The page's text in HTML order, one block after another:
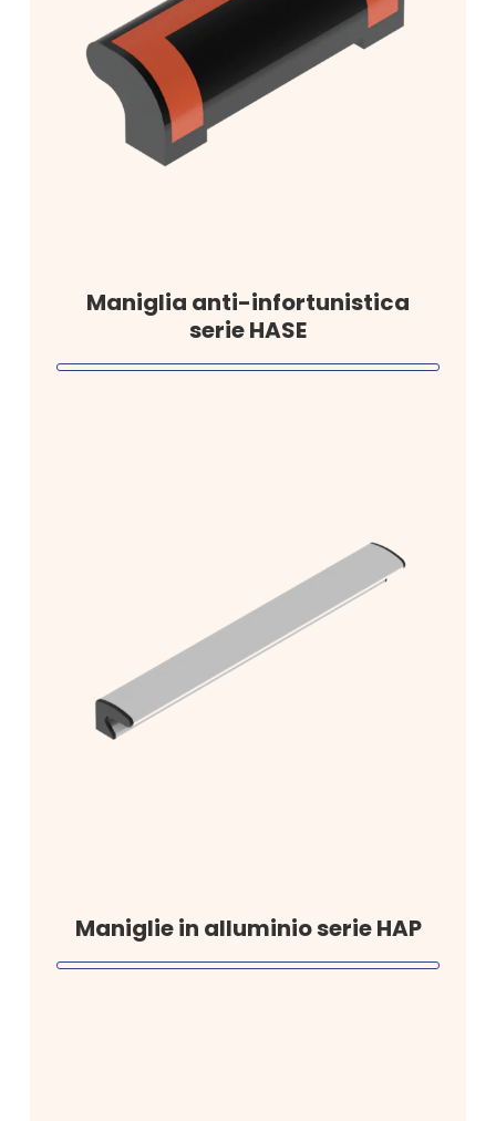
Maniglia anti-infortunistica
serie HASE
Maniglie in alluminio serie HAP